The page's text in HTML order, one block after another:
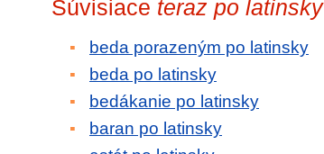
Súvisiace teraz po latinsky
beda porazeným po latinsky
beda po latinsky
bedákanie po latinsky
baran po latinsky